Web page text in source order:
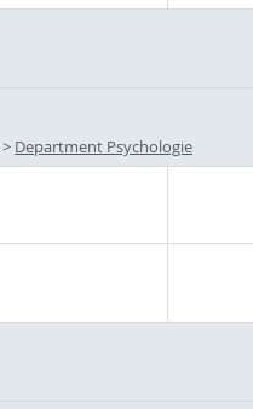
> Department Psychologie